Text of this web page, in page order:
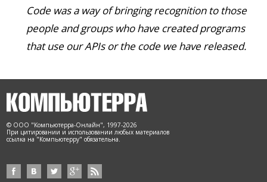
Code was a way of bringing recognition to those
people and groups who have created programs
that use our APIs or the code we have released.
© ООО "Компьютерра-Онлайн", 1997-2026
При цитировании и использовании любых материалов
ссылка на "Компьютерру" обязательна.